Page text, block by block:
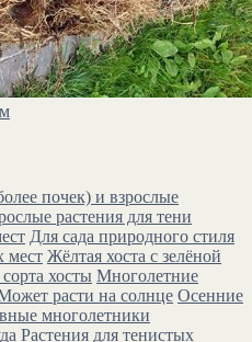
почек) и взрослые
растения для тени
Для сада природного стиля
мест Жёлтая хоста с зелёной
хосты Многолетние
расти на солнце Осенние
многолетники
Растения для тенистых